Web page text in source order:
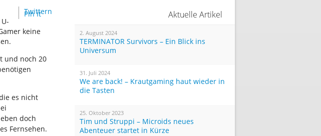
Twittern
Pin It
keine
und noch 20
es nicht
doch
Fernsehen.
Aktuelle Artikel
2. August 2024
TERMINATOR Survivors – Ein Blick ins
Universum
31. Juli 2024
We are back! – Krautgaming haut wieder in
die Tasten
25. Oktober 2023
Tim und Struppi – Microids neues
Abenteuer startet in Kürze